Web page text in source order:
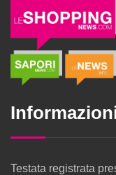
Testata registrata